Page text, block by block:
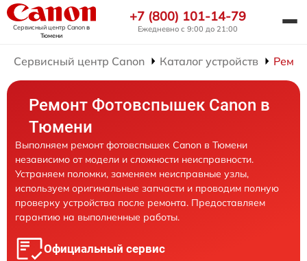
Сервисный центр Canonв
Тюмени
+7 (800) 101-14-79
Ежедневно с 9:00 до 21:00
Сервисный центр Canon Каталог устройств
Ремонт Фотовспышек Canon в
Тюмени
Выполняем ремонт фотовспышек Canon в Тюмени
независимо от модели и сложности неисправности.
Устраняем поломки, заменяем неисправные узлы,
используем оригинальные запчасти и проводим полную
проверку устройства после ремонта. Предоставляем
гарантию на выполненные работы.
Официальный сервис